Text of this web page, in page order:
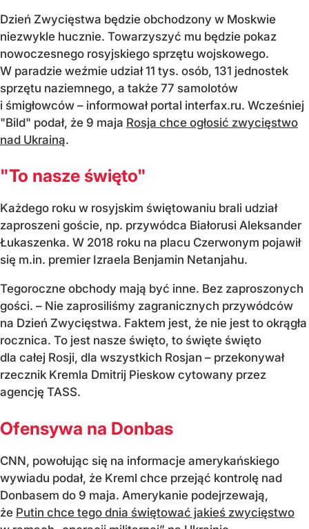
Dzień Zwycięstwa będzie obchodzony w Moskwie
niezwykle hucznie. Towarzyszyć mu będzie pokaz
nowoczesnego rosyjskiego sprzętu wojskowego.
W paradzie weźmie udział 11 tys. osób, 131 jednostek
sprzętu naziemnego, a także 77 samolotów
i śmigłowców – informował portal interfax.ru. Wcześniej
"Bild" podał, że 9 maja Rosja chce ogłosić zwycięstwo
nad Ukrainą.
"To nasze święto"
Każdego roku w rosyjskim świętowaniu brali udział
zaproszeni goście, np. przywódca Białorusi Aleksander
Łukaszenka. W 2018 roku na placu Czerwonym pojawił
się m.in. premier Izraela Benjamin Netanjahu.
Tegoroczne obchody mają być inne. Bez zaproszonych
gości. – Nie zaprosiliśmy zagranicznych przywódców
na Dzień Zwycięstwa. Faktem jest, że nie jest to okrągła
rocznica. To jest nasze święto, to święte święto
dla całej Rosji, dla wszystkich Rosjan – przekonywał
rzecznik Kremla Dmitrij Pieskow cytowany przez
agencję TASS.
Ofensywa na Donbas
CNN, powołując się na informacje amerykańskiego
wywiadu podał, że Kreml chce przejąć kontrolę nad
Donbasem do 9 maja. Amerykanie podejrzewają,
że Putin chce tego dnia świętować jakieś zwycięstwo